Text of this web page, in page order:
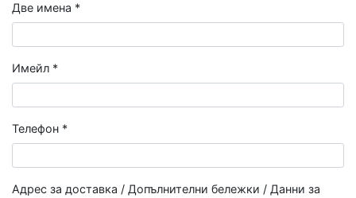
Две имена *
Имейл *
Телефон *
Адрес за доставка / Допълнителни бележки / Данни за